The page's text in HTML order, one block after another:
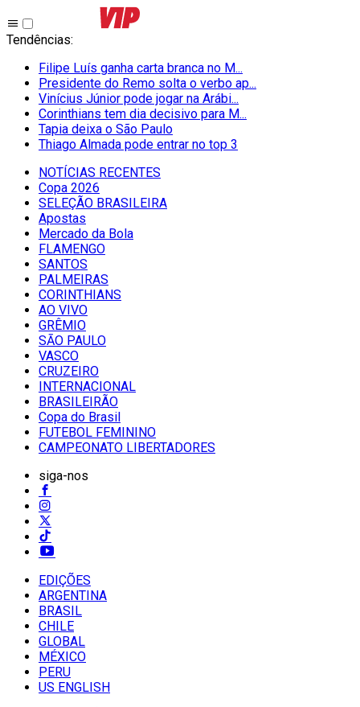
Tendências:
Filipe Luís ganha carta branca no M...
Presidente do Remo solta o verbo ap...
Vinícius Júnior pode jogar na Arábi...
Corinthians tem dia decisivo para M...
Tapia deixa o São Paulo
Thiago Almada pode entrar no top 3
NOTÍCIAS RECENTES
Copa 2026
SELEÇÃO BRASILEIRA
Apostas
Mercado da Bola
FLAMENGO
SANTOS
PALMEIRAS
CORINTHIANS
AO VIVO
GRÊMIO
SĀO PAULO
VASCO
CRUZEIRO
INTERNACIONAL
BRASILEIRÃO
Copa do Brasil
FUTEBOL FEMININO
CAMPEONATO LIBERTADORES
siga-nos
EDIÇÕES
ARGENTINA
BRASIL
CHILE
GLOBAL
MÉXICO
PERU
US ENGLISH